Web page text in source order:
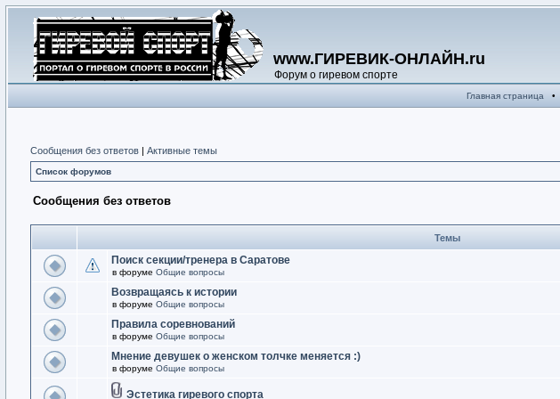
www.ГИРЕВИК-ОНЛАЙН.ru
Форум о гиревом спорте
Главная страница •
Сообщения без ответов | Активные темы
Список форумов
Сообщения без ответов
Темы
Поиск секции/тренера в Саратове
в форуме Общие вопросы
Возвращаясь к истории
в форуме Общие вопросы
Правила соревнований
в форуме Общие вопросы
Мнение девушек о женском толчке меняется :)
в форуме Общие вопросы
Эстетика гиревого спорта